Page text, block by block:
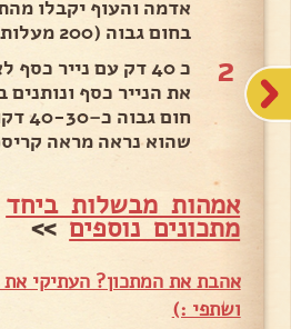
אדמה והעוף יקבלו
בחום גבוה (200 מעלות ).
2
כ 40 דק עם נייר
את הנייר כסף
חום
שהוא נראה מראה
אמהות מבשלות ביחד
מתכונים נוספים>>
אהבת את המתכון? העתיקי
ושתפי :)